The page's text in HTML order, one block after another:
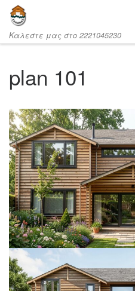
Μετάβαση στο περιεχόμενο
Καλεστε μας στο 2221045230
plan 101